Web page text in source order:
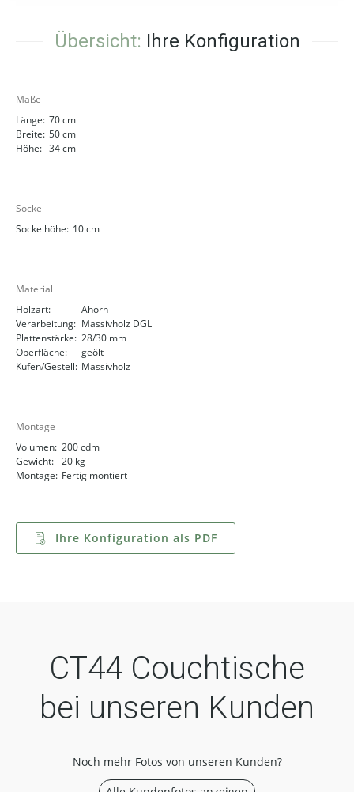
Übersicht: Ihre Konfiguration
Maße
Länge: 70 cm
Breite: 50 cm
Höhe: 34 cm
Sockel
Sockelhöhe: 10 cm
Material
Holzart:
Ahorn
Verarbeitung: Massivholz DGL
Plattenstärke: 28/30 mm
Oberfläche:
geölt
Kufen/Gestell: Massivholz
Montage
Volumen: 200 cdm
Gewicht: 20 kg
Montage: Fertig montiert
Ihre Konfiguration als PDF
CT44 Couchtische
bei unseren Kunden
Noch mehr Fotos von unseren Kunden?